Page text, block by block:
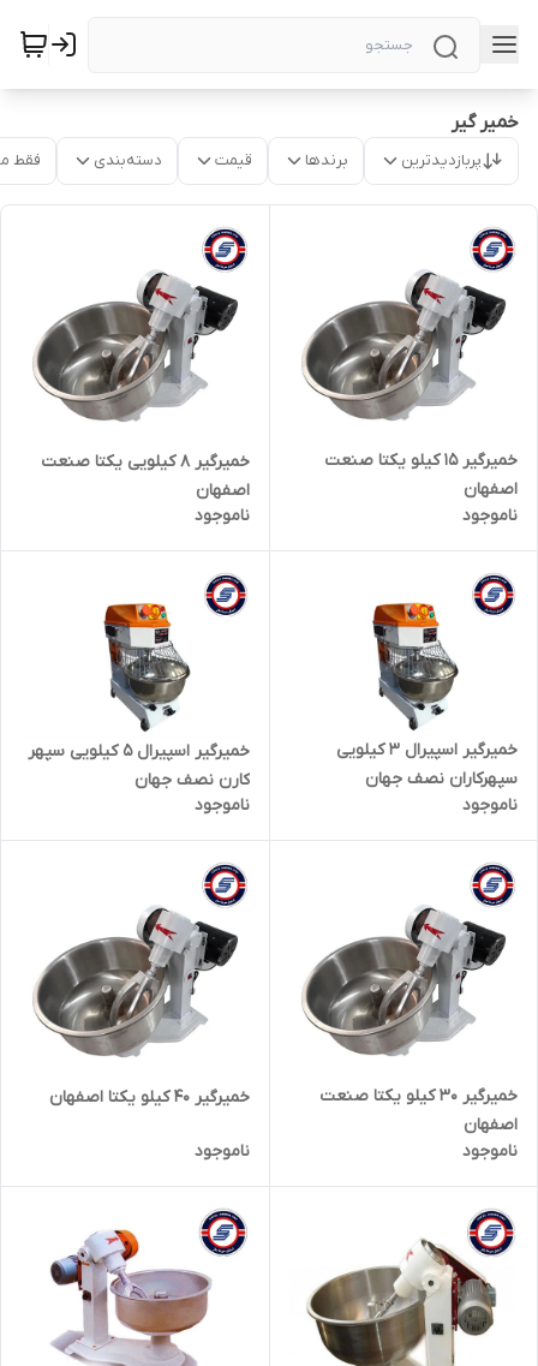
خمیر گیر
پربازدیدترین برندها قیمت دسته‌بندی فقط
خمیرگیر 15 کیلو یکتا صنعت
اصفهان
ناموجود
خمیرگیر 8 کیلویی یکتا صنعت
اصفهان
ناموجود
خمیرگیر اسپیرال 3 کیلویی
سپهرکاران نصف جهان
ناموجود
خمیرگیر اسپیرال 5 کیلویی سپهر
کارن نصف جهان
ناموجود
خمیرگیر 30 کیلو یکتا صنعت
اصفهان
ناموجود
خمیرگیر 40 کیلو یکتا اصفهان
ناموجود